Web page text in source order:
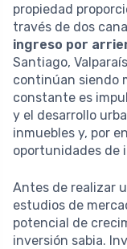
propiedad
través de dos
ingreso por
Santiago,
continúan siendo
constante es
y el desarrollo
inmuebles y, por
oportunidades de
Antes de realizar
estudios de
potencial de
inversión sabia.